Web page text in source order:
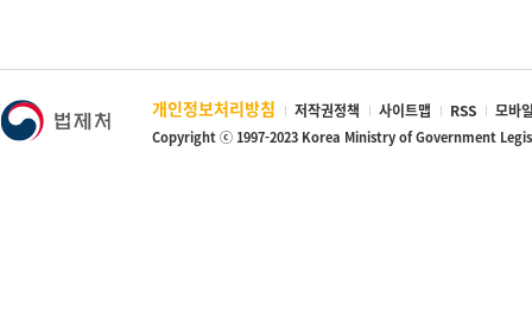
개인정보처리방침 저작권정책 사이트맵 RSS 모바
Copyright ⓒ 1997-2023 Korea Ministry of Government